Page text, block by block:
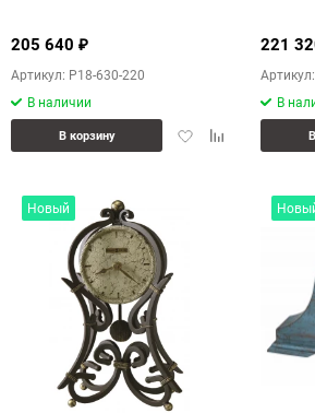
205 640 ₽
Артикул: P18-630-220
В наличии
ДобавитьДобавить
В корзину
221
В
Новый